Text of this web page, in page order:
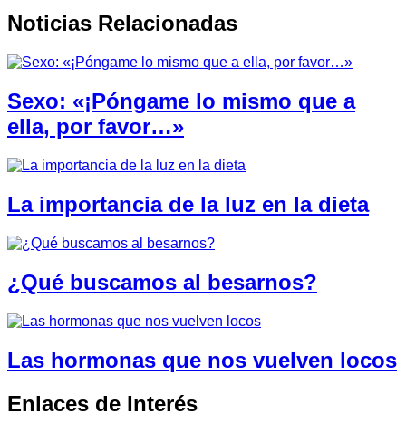
Noticias Relacionadas
Sexo: «¡Póngame lo mismo que a
ella, por favor…»
La importancia de la luz en la dieta
¿Qué buscamos al besarnos?
Las hormonas que nos vuelven locos
Enlaces de Interés